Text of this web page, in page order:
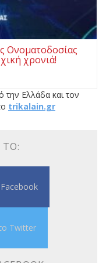
Ονοματοδοσίας
χρονιά!
την Ελλάδα και τον
trikalain.gr
ΤΟ:
Twitter